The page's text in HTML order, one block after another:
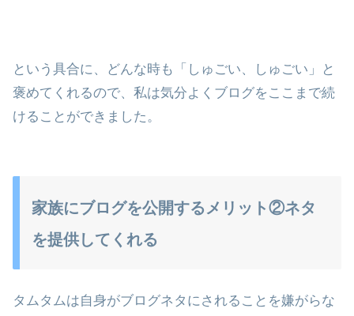
という具合に、どんな時も「しゅごい、しゅごい」と
褒めてくれるので、私は気分よくブログをここまで続
けることができました。
家族にブログを公開するメリット②ネタ
を提供してくれる
タムタムは自身がブログネタにされることを嫌がらな